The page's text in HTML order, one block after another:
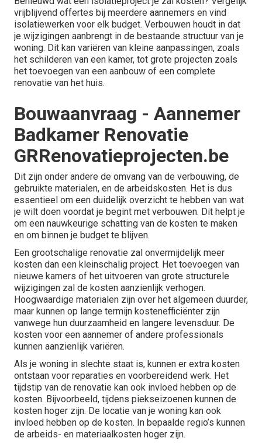
vrijblijvend offertes bij meerdere aannemers en vind
isolatiewerken voor elk budget. Verbouwen houdt in dat
je wijzigingen aanbrengt in de bestaande structuur van je
woning. Dit kan variëren van kleine aanpassingen, zoals
het schilderen van een kamer, tot grote projecten zoals
het toevoegen van een aanbouw of een complete
renovatie van het huis.
Bouwaanvraag - Aannemer
Badkamer Renovatie
GRRenovatieprojecten.be
Dit zijn onder andere de omvang van de verbouwing, de
gebruikte materialen, en de arbeidskosten. Het is dus
essentieel om een duidelijk overzicht te hebben van wat
je wilt doen voordat je begint met verbouwen. Dit helpt je
om een nauwkeurige schatting van de kosten te maken
en om binnen je budget te blijven.
Een grootschalige renovatie zal onvermijdelijk meer
kosten dan een kleinschalig project. Het toevoegen van
nieuwe kamers of het uitvoeren van grote structurele
wijzigingen zal de kosten aanzienlijk verhogen.
Hoogwaardige materialen zijn over het algemeen duurder,
maar kunnen op lange termijn kostenefficiënter zijn
vanwege hun duurzaamheid en langere levensduur. De
kosten voor een aannemer of andere professionals
kunnen aanzienlijk variëren.
Als je woning in slechte staat is, kunnen er extra kosten
ontstaan voor reparaties en voorbereidend werk. Het
tijdstip van de renovatie kan ook invloed hebben op de
kosten. Bijvoorbeeld, tijdens piekseizoenen kunnen de
kosten hoger zijn. De locatie van je woning kan ook
invloed hebben op de kosten. In bepaalde regio’s kunnen
de arbeids- en materiaalkosten hoger zijn.